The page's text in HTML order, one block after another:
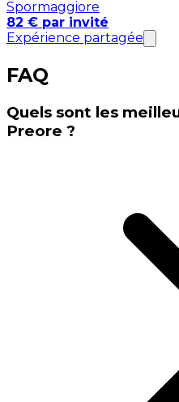
Spormaggiore
82 € par invité
Expérience partagée
FAQ
Quels sont les
Preore ?